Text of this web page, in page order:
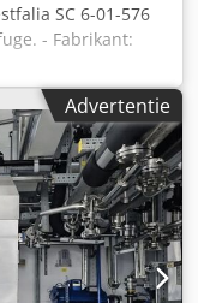
SC 6-01-576
- Fabrikant:
dichtheid
1,1 kg/dm³
11.970 t/min
t/min, 50 Hz, Ex II
met
skid
Advertentie